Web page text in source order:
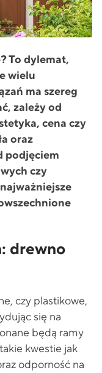
To dylemat,
wielu
ma szereg
zależy od
cena czy
oraz
podjęciem
czy
drewno
czy plastikowe,
się na
będą ramy
kwestie jak
odporność na